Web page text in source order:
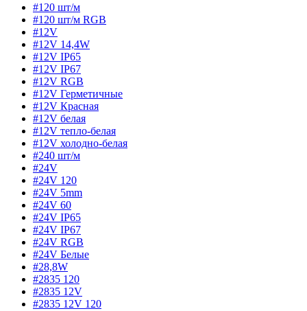
#120 шт/м
#120 шт/м RGB
#12V
#12V 14,4W
#12V IP65
#12V IP67
#12V RGB
#12V Герметичные
#12V Красная
#12V белая
#12V тепло-белая
#12V холодно-белая
#240 шт/м
#24V
#24V 120
#24V 5mm
#24V 60
#24V IP65
#24V IP67
#24V RGB
#24V Белые
#28,8W
#2835 120
#2835 12V
#2835 12V 120